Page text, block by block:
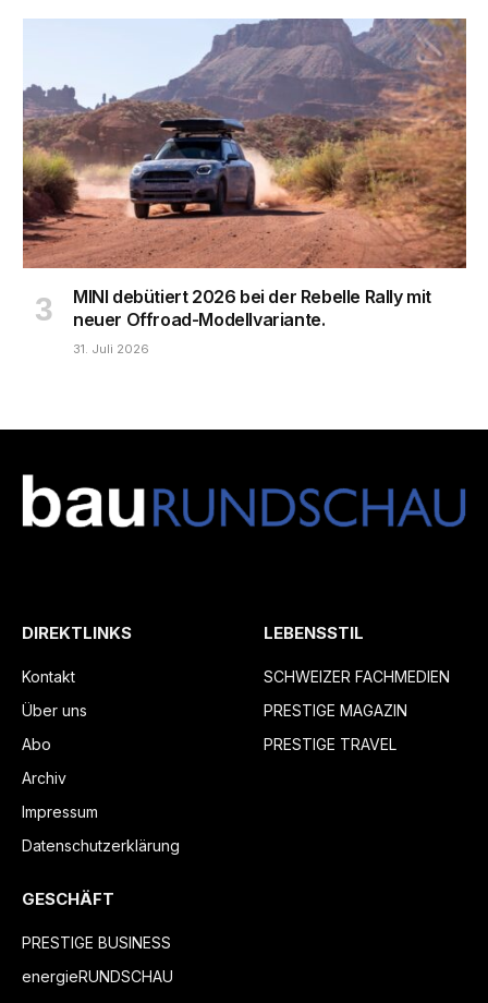
MINI debütiert 2026 bei der Rebelle Rally mit
neuer Offroad-Modellvariante.
31. Juli 2026
DIREKTLINKS
Kontakt
Über uns
Abo
Archiv
Impressum
Datenschutzerklärung
LEBENSSTIL
SCHWEIZER FACHMEDIEN
PRESTIGE MAGAZIN
PRESTIGE TRAVEL
GESCHÄFT
PRESTIGE BUSINESS
energieRUNDSCHAU